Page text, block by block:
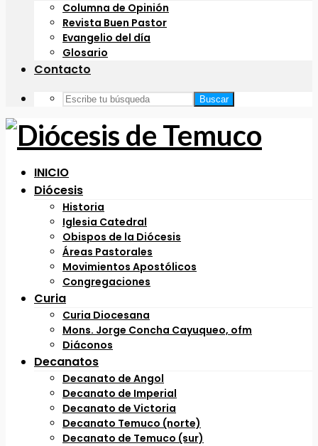
Columna de Opinión
Revista Buen Pastor
Evangelio del día
Glosario
Contacto
Buscar
INICIO
Diócesis
Historia
Iglesia Catedral
Obispos de la Diócesis
Áreas Pastorales
Movimientos Apostólicos
Congregaciones
Curia
Curia Diocesana
Mons. Jorge Concha Cayuqueo, ofm
Diáconos
Decanatos
Decanato de Angol
Decanato de Imperial
Decanato de Victoria
Decanato Temuco (norte)
Decanato de Temuco (sur)